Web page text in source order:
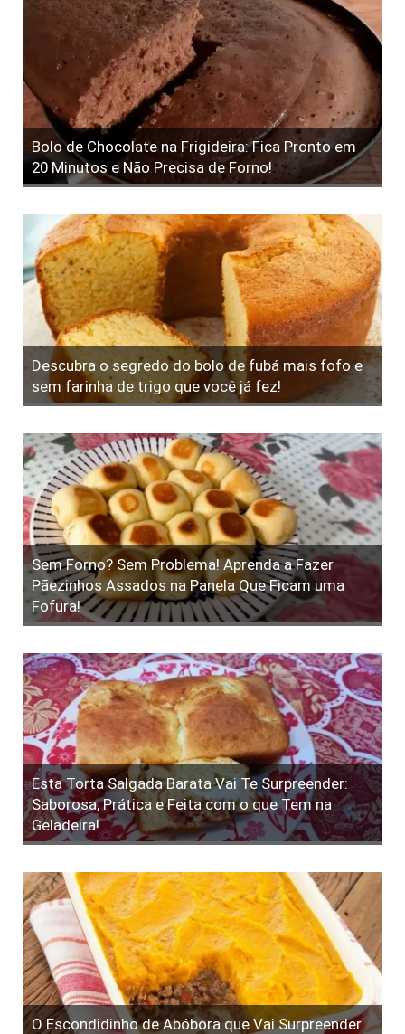
Bolo de Chocolate na Frigideira: Fica Pronto em
20 Minutos e Não Precisa de Forno!
Descubra o segredo do bolo de fubá mais fofo e
sem farinha de trigo que você já fez!
Sem Forno? Sem Problema! Aprenda a Fazer
Pãezinhos Assados na Panela Que Ficam uma
Fofura!
Esta Torta Salgada Barata Vai Te Surpreender:
Saborosa, Prática e Feita com o que Tem na
Geladeira!
O Escondidinho de Abóbora que Vai Surpreender